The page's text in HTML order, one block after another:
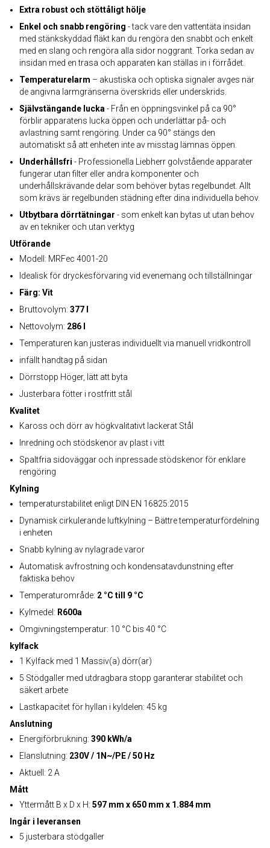
Extra robust och stöttåligt hölje
Enkel och snabb rengöring - tack vare den vattentäta insidan
med stänkskyddad fläkt kan du rengöra den snabbt och enkelt
med en slang och rengöra alla sidor noggrant. Torka sedan av
insidan med en trasa och apparaten kan ställas in i förrådet.
Temperaturelarm – akustiska och optiska signaler avges när
de angivna larmgränserna överskrids eller underskrids.
Självstängande lucka - Från en öppningsvinkel på ca 90°
förblir apparatens lucka öppen och underlättar på- och
avlastning samt rengöring. Under ca 90° stängs den
automatiskt så att enheten inte av misstag lämnas öppen.
Underhållsfri - Professionella Liebherr golvstående apparater
fungerar utan filter eller andra komponenter och
underhållskrävande delar som behöver bytas regelbundet. Allt
som krävs är regelbunden städning efter dina individuella behov.
Utbytbara dörrtätningar - som enkelt kan bytas ut utan behov
av en tekniker och utan verktyg
Utförande
Modell: MRFec 4001-20
Idealisk för dryckesförvaring vid evenemang och tillställningar
Färg: Vit
Bruttovolym: 377 l
Nettovolym: 286 l
Temperaturen kan justeras individuellt via manuell vridkontroll
infällt handtag på sidan
Dörrstopp Höger, lätt att byta
Justerbara fötter i rostfritt stål
Kvalitet
Kaross och dörr av högkvalitativt lackerat Stål
Inredning och stödskenor av plast i vitt
Spaltfria sidoväggar och inpressade stödskenor för enklare
rengöring
Kylning
temperaturstabilitet enligt DIN EN 16825:2015
Dynamisk cirkulerande luftkylning – Bättre temperaturfördelning
i enheten
Snabb kylning av nylagrade varor
Automatisk avfrostning och kondensatavdunstning efter
faktiska behov
Temperaturområde: 2 °C till 9 °C
Kylmedel: R600a
Omgivningstemperatur: 10 °C bis 40 °C
kylfack
1 Kylfack med 1 Massiv(a) dörr(ar)
5 Stödgaller med utdragbara stopp garanterar stabilitet och
säkert arbete
Lastkapacitet för hyllan i kyldelen: 45 kg
Anslutning
Energiförbrukning: 390 kWh/a
Elanslutning: 230V / 1N~/PE / 50 Hz
Aktuell: 2 A
Mått
Yttermått B x D x H: 597 mm x 650 mm x 1.884 mm
Ingår i leveransen
5 justerbara stödgaller